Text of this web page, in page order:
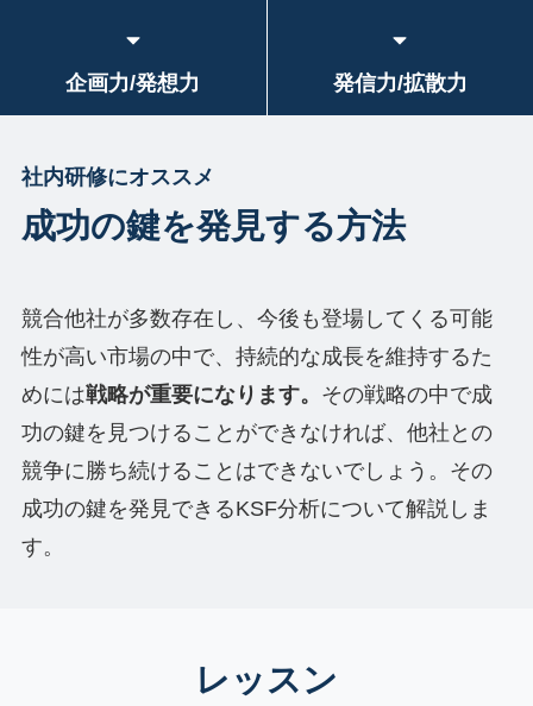
企画力/発想力 発信力/拡散力
社内研修にオススメ
成功の鍵を発見する方法
競合他社が多数存在し、今後も登場してくる可能
性が高い市場の中で、持続的な成長を維持するた
めには戦略が重要になります。 その戦略の中で成
功の鍵を見つけることができなければ、他社との
競争に勝ち続けることはできないでしょう。その
成功の鍵を発見できるKSF分析について解説しま
す。
レッスン